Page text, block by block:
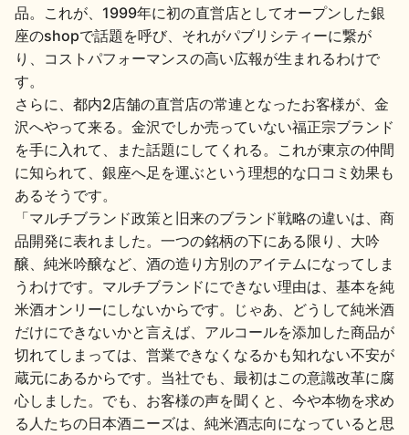
品。これが、1999年に初の直営店としてオープンした銀
座のshopで話題を呼び、それがパブリシティーに繋が
り、コストパフォーマンスの高い広報が生まれるわけで
す。
さらに、都内2店舗の直営店の常連となったお客様が、金
沢へやって来る。金沢でしか売っていない福正宗ブランド
を手に入れて、また話題にしてくれる。これが東京の仲間
に知られて、銀座へ足を運ぶという理想的な口コミ効果も
あるそうです。
「マルチブランド政策と旧来のブランド戦略の違いは、商
品開発に表れました。一つの銘柄の下にある限り、大吟
醸、純米吟醸など、酒の造り方別のアイテムになってしま
うわけです。マルチブランドにできない理由は、基本を純
米酒オンリーにしないからです。じゃあ、どうして純米酒
だけにできないかと言えば、アルコールを添加した商品が
切れてしまっては、営業できなくなるかも知れない不安が
蔵元にあるからです。当社でも、最初はこの意識改革に腐
心しました。でも、お客様の声を聞くと、今や本物を求め
る人たちの日本酒ニーズは、純米酒志向になっていると思